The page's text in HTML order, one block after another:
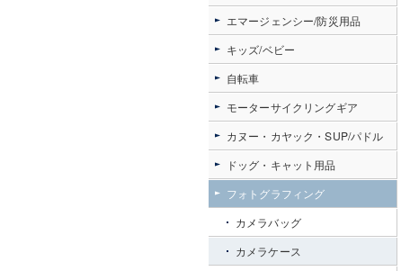
エマージェンシー/防災用品
キッズ/ベビー
自転車
モーターサイクリングギア
カヌー・カヤック・SUP/パドル
ドッグ・キャット用品
フォトグラフィング
カメラバッグ
カメラケース